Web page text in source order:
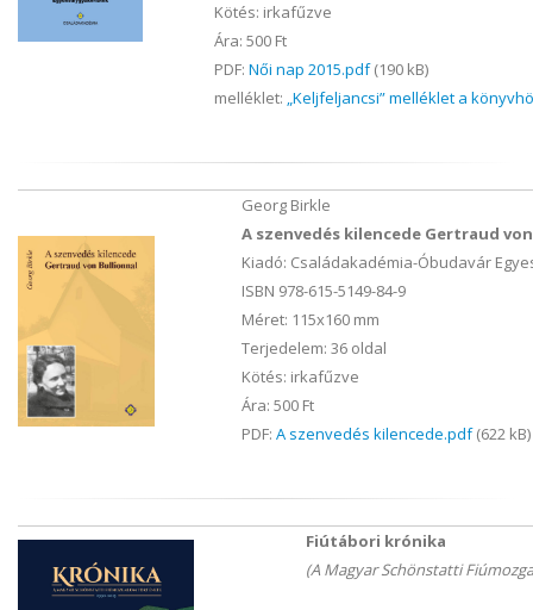
Kötés: irkafűzve
Ára: 500 Ft
PDF: Női nap 2015.pdf(190 kB)
melléklet: „Keljfeljancsi” melléklet a
Georg Birkle
A szenvedés kilencede Gertraud
Kiadó: Családakadémia-Óbudavár
ISBN 978-615-5149-84-9
Méret: 115x160 mm
Terjedelem: 36 oldal
Kötés: irkafűzve
Ára: 500 Ft
PDF: A szenvedés kilencede.pdf(622 kB)
Fiútábori krónika
(A Magyar Schönstatti